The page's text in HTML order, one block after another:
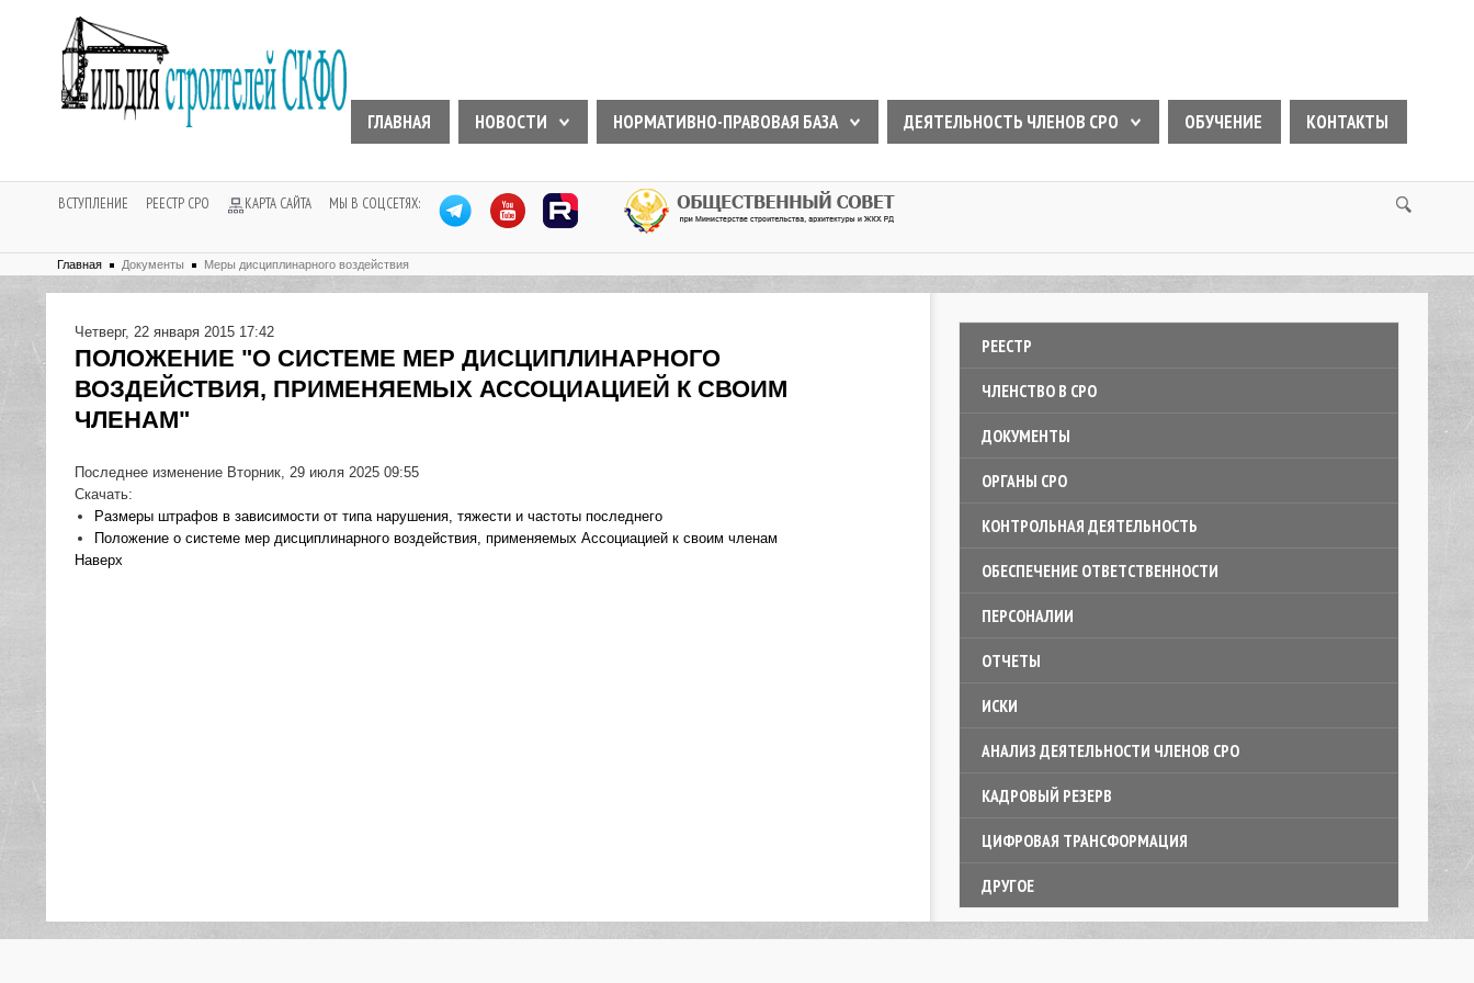
ГЛАВНАЯ НОВОСТИ НОРМАТИВНО-ПРАВОВАЯ БАЗА ДЕЯТЕЛЬНОСТЬ ЧЛЕНОВ СРО ОБУЧЕНИЕ КОНТАКТЫ
ВСТУПЛЕНИЕ РЕЕСТР СРО КАРТА САЙТА МЫ В СОЦСЕТЯХ:
Главная Документы Меры дисциплинарного воздействия
Четверг, 22 января 2015 17:42
ПОЛОЖЕНИЕ "О СИСТЕМЕ МЕР ДИСЦИПЛИНАРНОГО
ВОЗДЕЙСТВИЯ, ПРИМЕНЯЕМЫХ АССОЦИАЦИЕЙ К СВОИМ
ЧЛЕНАМ"
Последнее изменение Вторник, 29 июля 2025 09:55
Скачать:
Размеры штрафов в зависимости от типа нарушения, тяжести и частоты последнего
Положение о системе мер дисциплинарного воздействия, применяемых Ассоциацией к своим членам
Наверх
РЕЕСТР
ЧЛЕНСТВО В СРО
ДОКУМЕНТЫ
ОРГАНЫ СРО
КОНТРОЛЬНАЯ ДЕЯТЕЛЬНОСТЬ
ОБЕСПЕЧЕНИЕ ОТВЕТСТВЕННОСТИ
ПЕРСОНАЛИИ
ОТЧЕТЫ
ИСКИ
АНАЛИЗ ДЕЯТЕЛЬНОСТИ ЧЛЕНОВ СРО
КАДРОВЫЙ РЕЗЕРВ
ЦИФРОВАЯ ТРАНСФОРМАЦИЯ
ДРУГОЕ